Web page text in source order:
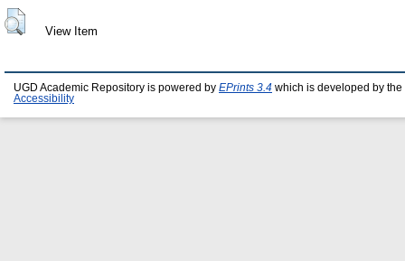
View Item
UGD Academic Repository is powered by EPrints 3.4 which is developed by the
Accessibility